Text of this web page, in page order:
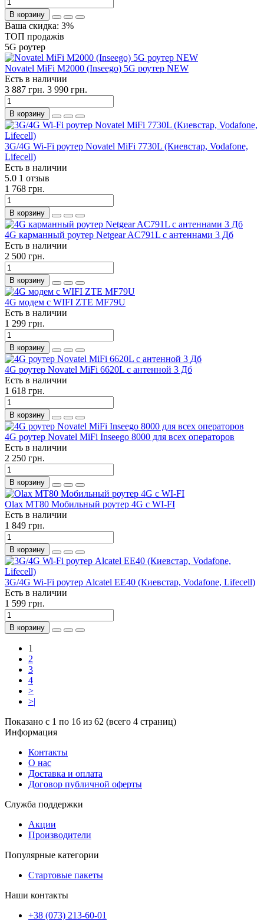
В корзину
Ваша скидка: 3%
ТОП продажів
5G роутер
Novatel MiFi M2000 (Inseego) 5G роутер NEW
Есть в наличии
3 887 грн. 3 990 грн.
В корзину
3G/4G Wi-Fi роутер Novatel MiFi 7730L (Киевстар, Vodafone,
Lifecell)
Есть в наличии
5.0 1 отзыв
1 768 грн.
В корзину
4G карманный роутер Netgear AC791L с антеннами 3 Дб
Есть в наличии
2 500 грн.
В корзину
4G модем с WIFI ZTE MF79U
Есть в наличии
1 299 грн.
В корзину
4G роутер Novatel MiFi 6620L с антенной 3 Дб
Есть в наличии
1 618 грн.
В корзину
4G роутер Novatel MiFi Inseego 8000 для всех операторов
Есть в наличии
2 250 грн.
В корзину
Olax MT80 Мобильный роутер 4G c WI-FI
Есть в наличии
1 849 грн.
В корзину
3G/4G Wi-Fi роутер Alcatel EE40 (Киевстар, Vodafone, Lifecell)
Есть в наличии
1 599 грн.
В корзину
1
2
3
4
>
>|
Показано с 1 по 16 из 62 (всего 4 страниц)
Информация
Контакты
О нас
Доставка и оплата
Договор публичной оферты
Служба поддержки
Акции
Производители
Популярные категории
Стартовые пакеты
Наши контакты
+38 (073) 213-60-01